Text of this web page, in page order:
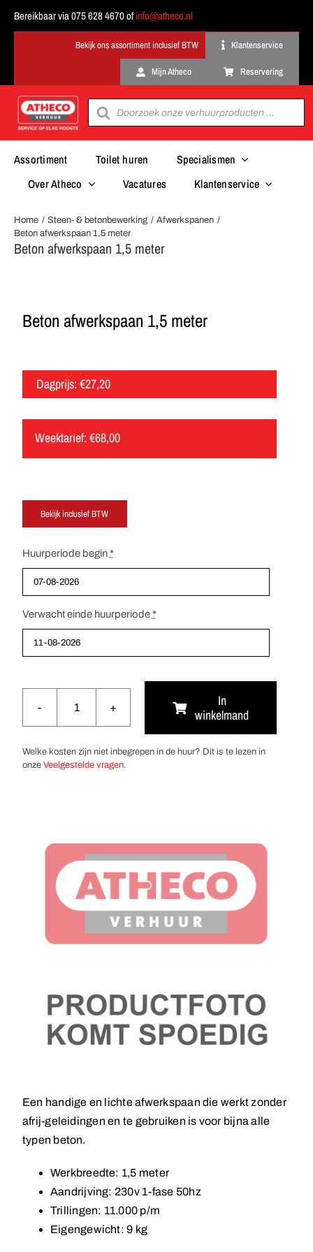
Bereikbaar via 075 628 4670 ofinfo@atheco.nl
Klantenservice
Mijn Atheco Reservering
Producten
zoeken
Assortiment Toilet huren
Specialismen
Over Atheco
Vacatures Klantenservice
Home Steen- & betonbewerking
Afwerkspanen
Beton afwerkspaan 1,5 meter
Beton afwerkspaan 1,5 meter
Beton afwerkspaan 1,5 meter
Dagprijs: €27,20
Weektarief: €68,00
Huurperiode begin*
Verwacht einde huurperiode*
Beton
afwerkspaan
1,5
meter
In
winkelmand
Welke kosten zijn niet inbegrepen in de huur? Dit is te lezen in
onze Veelgestelde vragen.
Een handige en lichte afwerkspaan die werkt zonder
afrij-geleidingen en te gebruiken is voor bijna alle
typen beton.
Werkbreedte: 1,5 meter
Aandrijving: 230v 1-fase 50hz
Trillingen: 11.000 p/m
Eigengewicht: 9 kg